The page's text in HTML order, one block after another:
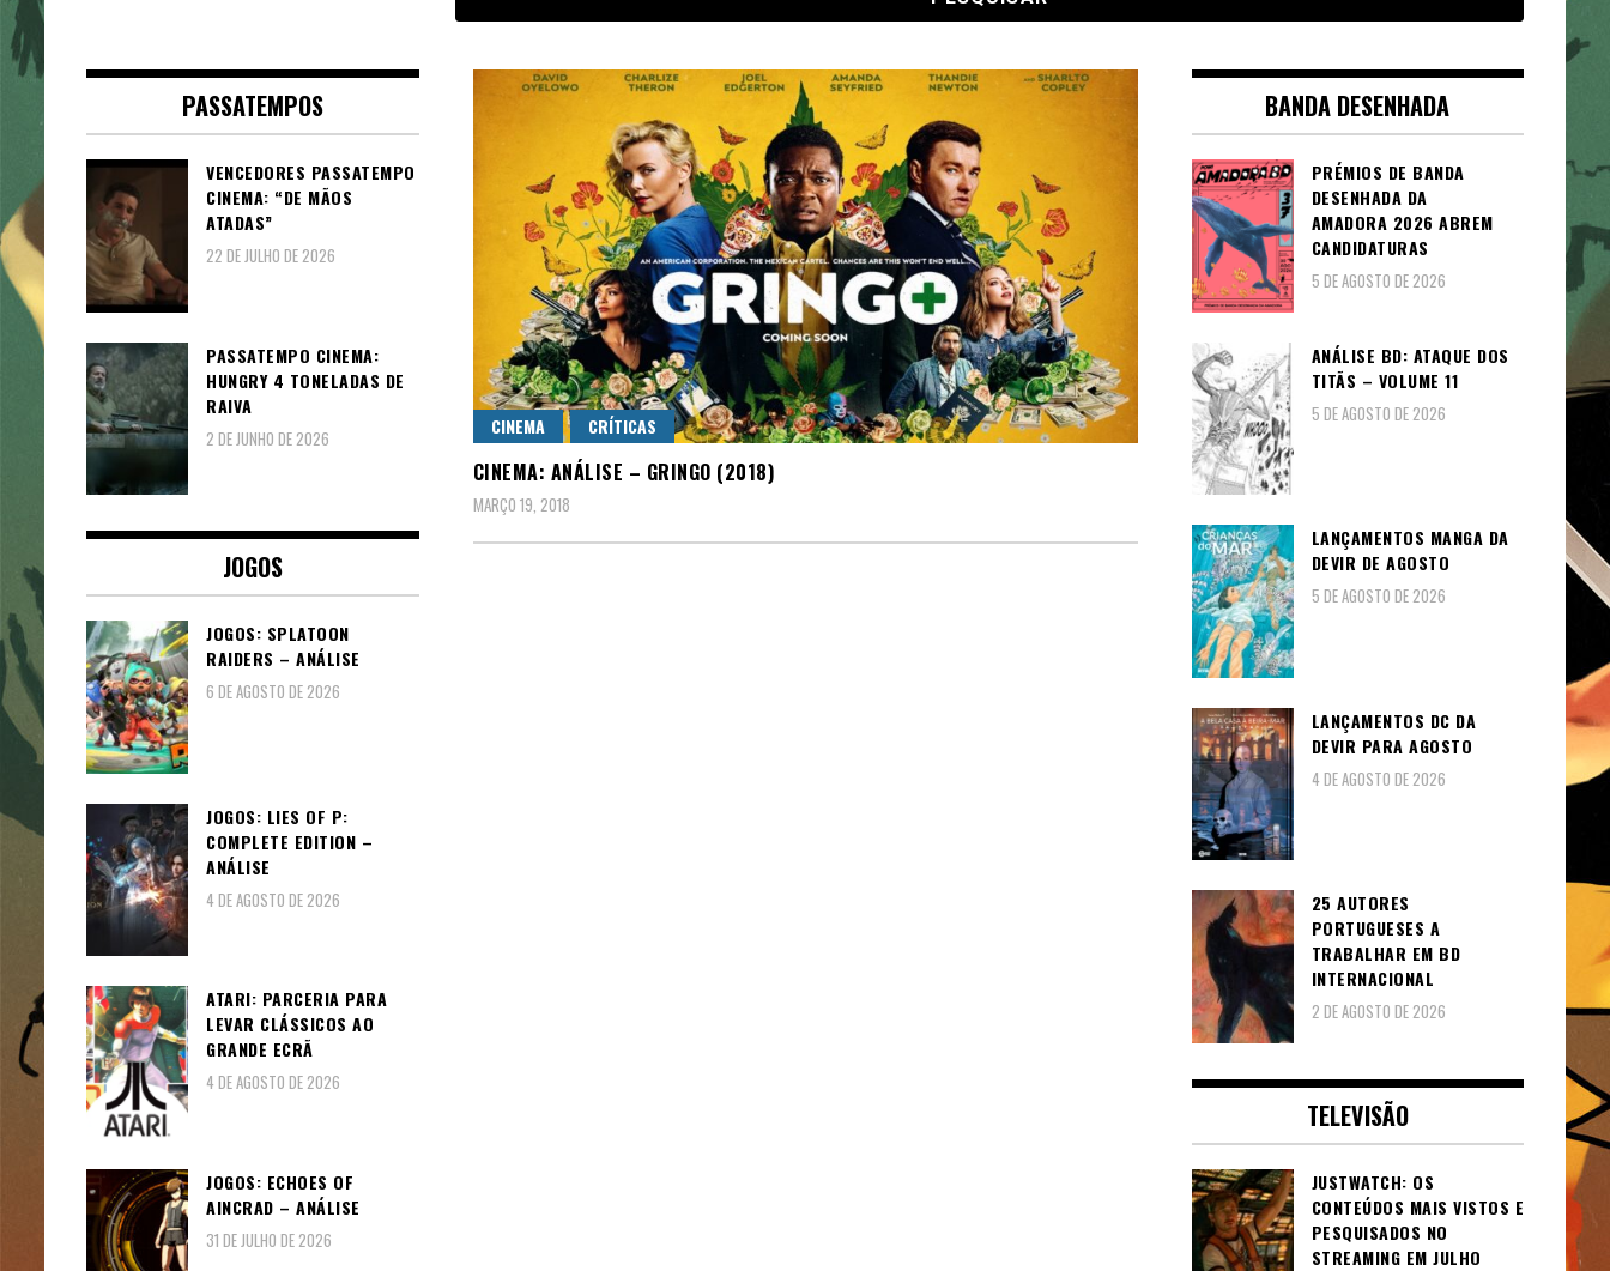
CINEMA CRÍTICAS
CINEMA: ANÁLISE – GRINGO (2018)
MARÇO 19, 2018
PASSATEMPOS
VENCEDORES PASSATEMPO
CINEMA: “DE MÃOS
ATADAS”
22 DE JULHO DE 2026
PASSATEMPO CINEMA:
HUNGRY 4 TONELADAS DE
RAIVA
2 DE JUNHO DE 2026
JOGOS
JOGOS: SPLATOON
RAIDERS – ANÁLISE
6 DE AGOSTO DE 2026
JOGOS: LIES OF P:
COMPLETE EDITION –
ANÁLISE
4 DE AGOSTO DE 2026
ATARI: PARCERIA PARA
LEVAR CLÁSSICOS AO
GRANDE ECRÃ
4 DE AGOSTO DE 2026
JOGOS: ECHOES OF
AINCRAD – ANÁLISE
31 DE JULHO DE 2026
BANDA DESENHADA
PRÉMIOS DE BANDA
DESENHADA DA
AMADORA 2026 ABREM
CANDIDATURAS
5 DE AGOSTO DE 2026
ANÁLISE BD: ATAQUE DOS
TITÃS – VOLUME 11
5 DE AGOSTO DE 2026
LANÇAMENTOS MANGA DA
DEVIR DE AGOSTO
5 DE AGOSTO DE 2026
LANÇAMENTOS DC DA
DEVIR PARA AGOSTO
4 DE AGOSTO DE 2026
25 AUTORES
PORTUGUESES A
TRABALHAR EM BD
INTERNACIONAL
2 DE AGOSTO DE 2026
TELEVISÃO
JUSTWATCH: OS
CONTEÚDOS MAIS VISTOS E
PESQUISADOS NO
STREAMING EM JULHO